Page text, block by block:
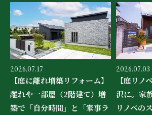
2026.07.17
【庭に離れ増築リフォーム】
離れや一部屋（2階建て）増
築で「自分時間」と「家事ラ
2026.07.03
【庭リノ
沢に。家
リノベの